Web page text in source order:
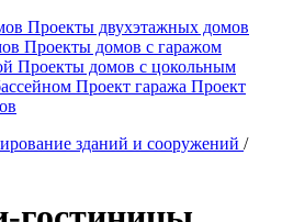
Проекты двухэтажных домов
Проекты домов с гаражом
Проекты домов с цокольным
Проект гаража Проект
зданий и сооружений /